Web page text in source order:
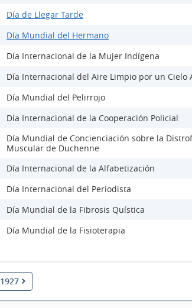
Día de Llegar Tarde
Día Mundial del Hermano
Día Internacional de la Mujer Indígena
Día Internacional del Aire Limpio por un Cielo
Día Mundial del Pelirrojo
Día Internacional de la Cooperación Policial
Día Mundial de Concienciación sobre la
Muscular de Duchenne
Día Internacional de la Alfabetización
Día Internacional del Periodista
Día Mundial de la Fibrosis Quística
Día Mundial de la Fisioterapia